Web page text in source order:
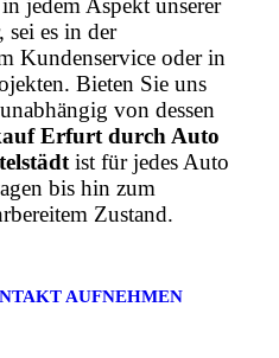
sei es in der
Kundenservice oder in
Bieten Sie uns
von dessen
Erfurt durch Auto
ist für jedes Auto
bis hin zum
Zustand.
AUFNEHMEN